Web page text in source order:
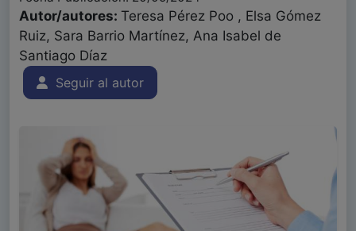
Autor/autores: Teresa Pérez Poo , Elsa Gómez
Ruiz, Sara Barrio Martínez, Ana Isabel de
Santiago Díaz
Seguir al autor